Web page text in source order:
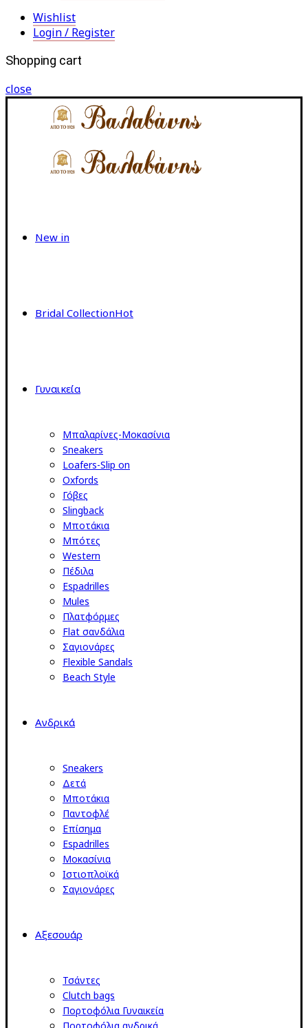
Wishlist
Login / Register
Shopping cart
close
New in
Bridal CollectionHot
Γυναικεία
Μπαλαρίνες-Μοκασίνια
Sneakers
Loafers-Slip on
Oxfords
Γόβες
Slingback
Μποτάκια
Μπότες
Western
Πέδιλα
Espadrilles
Mules
Πλατφόρμες
Flat σανδάλια
Σαγιονάρες
Flexible Sandals
Beach Style
Ανδρικά
Sneakers
Δετά
Μποτάκια
Παντοφλέ
Επίσημα
Espadrilles
Μοκασίνια
Ιστιοπλοϊκά
Σαγιονάρες
Αξεσουάρ
Τσάντες
Clutch bags
Πορτοφόλια Γυναικεία